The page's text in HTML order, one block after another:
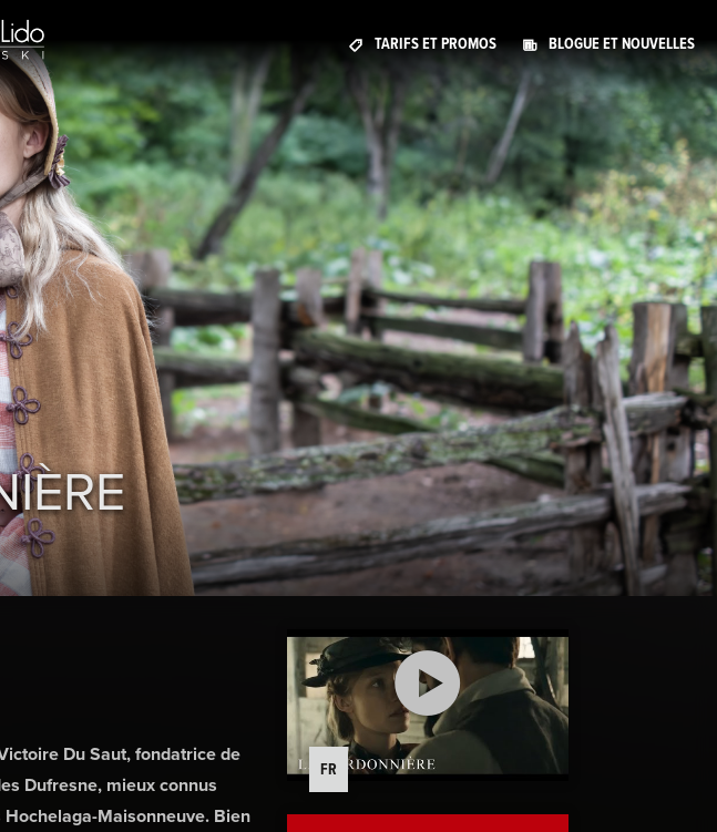
TARIFS ET PROMOS BLOGUE ET NOUVELLES
Du Saut, fondatrice de
Dufresne, mieux connus
Maisonneuve. Bien
FR